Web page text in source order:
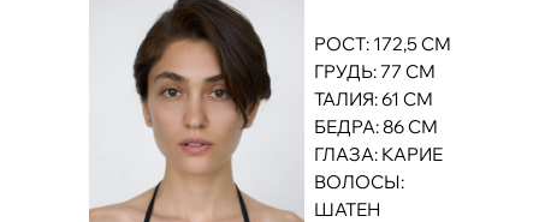
РОСТ: 172,5 СМ
ГРУДЬ: 77 СМ
ТАЛИЯ: 61 СМ
БЕДРА: 86 СМ
ГЛАЗА: КАРИЕ
ВОЛОСЫ:
ШАТЕН